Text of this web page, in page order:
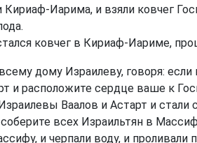
Иарима, и взяли ковчег
ковчег в Кириаф-Иариме,
дому Израилеву, говоря:
и расположите сердце ваше к
Ваалов и Астарт и стали
всех Израильтян в
и черпали воду, и